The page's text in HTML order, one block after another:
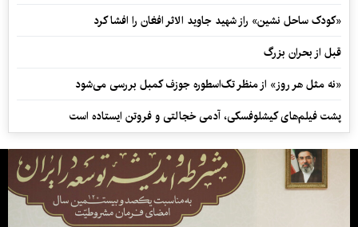
«کودک ساحل نشین» راز شهید جاوید الاثر افغان را افشا کرد
قبل از بحران بزرگ
«نه مثل هر روز» از منظر تک‌اسطوره جوزف کمبل بررسی می‌شود
پشت فیلم‌های کیشلوفسکی، آدمی خجالتی و فروتن ایستاده است